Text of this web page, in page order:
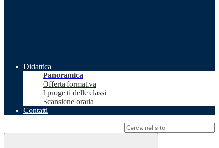
Didattica
Panoramica
Offerta formativa
I progetti delle classi
Scansione oraria
Contatti